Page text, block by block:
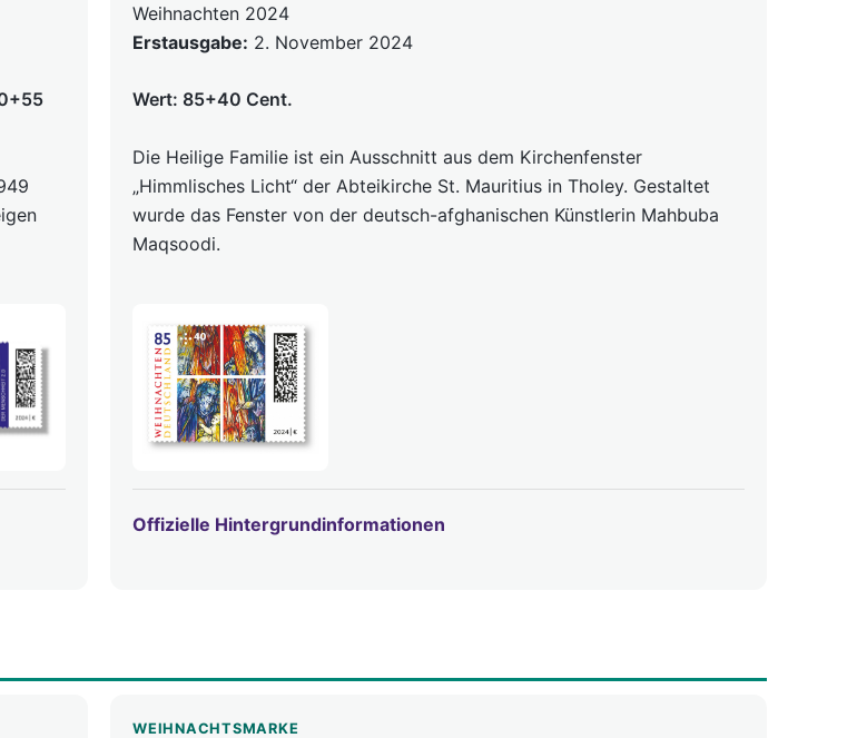
Weihnachten 2024
Erstausgabe: 2. November 2024
Wert: 85+40 Cent.
Die Heilige Familie ist ein Ausschnitt aus dem Kirchenfenster
„Himmlisches Licht“ der Abteikirche St. Mauritius in Tholey. Gestaltet
wurde das Fenster von der deutsch-afghanischen Künstlerin Mahbuba
Maqsoodi.
Offizielle Hintergrundinformationen
WEIHNACHTSMARKE